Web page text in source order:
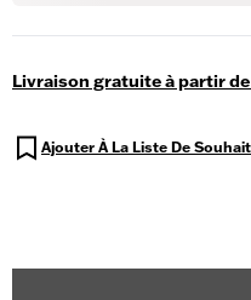
Livraison gratuite à partir
Ajouter À La Liste De